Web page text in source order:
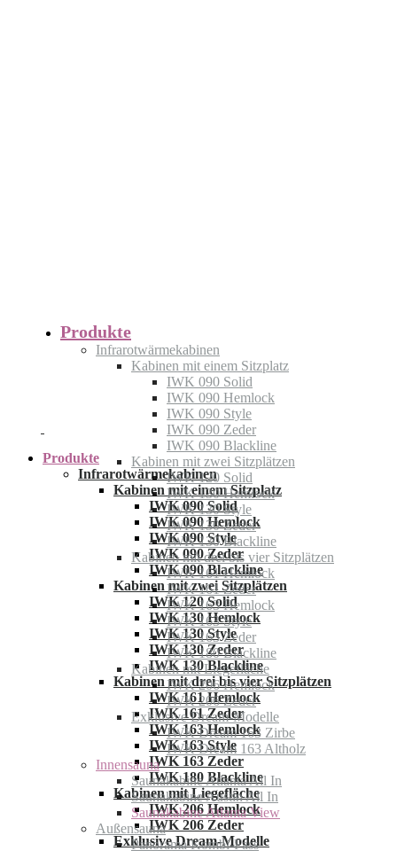
Produkte
Infrarotwärmekabinen
Kabinen mit einem Sitzplatz
IWK 090 Solid
IWK 090 Hemlock
IWK 090 Style
IWK 090 Zeder
IWK 090 Blackline
Kabinen mit zwei Sitzplätzen
IWK 120 Solid
IWK 130 Hemlock
IWK 130 Style
IWK 130 Zeder
IWK 130 Blackline
Kabinen mit drei bis vier Sitzplätzen
IWK 161 Hemlock
IWK 161 Zeder
IWK 163 Hemlock
IWK 163 Style
IWK 163 Zeder
IWK 180 Blackline
Kabinen mit Liegefläche
IWK 206 Hemlock
IWK 206 Zeder
Exklusive Dream-Modelle
IWK Dream 163 Zirbe
IWK Dream 163 Altholz
Innensauna
Saunakabine Atlanta All In
Saunakabine Austin All In
Saunakabine Atlanta View
Außensauna
Panorama Kombi-Fass
Produkte
Infrarotwärmekabinen
Kabinen mit einem Sitzplatz
IWK 090 Solid
IWK 090 Hemlock
IWK 090 Style
IWK 090 Zeder
IWK 090 Blackline
Kabinen mit zwei Sitzplätzen
IWK 120 Solid
IWK 130 Hemlock
IWK 130 Style
IWK 130 Zeder
IWK 130 Blackline
Kabinen mit drei bis vier Sitzplätzen
IWK 161 Hemlock
IWK 161 Zeder
IWK 163 Hemlock
IWK 163 Style
IWK 163 Zeder
IWK 180 Blackline
Kabinen mit Liegefläche
IWK 206 Hemlock
IWK 206 Zeder
Exklusive Dream-Modelle